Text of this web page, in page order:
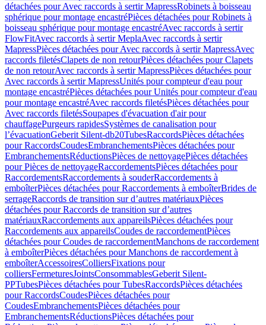
détachées pour Avec raccords à sertir MapressRobinets à boisseau
sphérique pour montage encastréPièces détachées pour Robinets à
boisseau sphérique pour montage encastréAvec raccords à sertir
FlowFitAvec raccords à sertir MeplaAvec raccords à sertir
MapressPièces détachées pour Avec raccords à sertir MapressAvec
raccords filetésClapets de non retourPièces détachées pour Clapets
de non retourAvec raccords à sertir MapressPièces détachées pour
Avec raccords à sertir MapressUnités pour compteur d'eau pour
montage encastréPièces détachées pour Unités pour compteur d'eau
pour montage encastréAvec raccords filetésPièces détachées pour
Avec raccords filetésSoupapes d'évacuation d'air pour
chauffagePurgeurs rapidesSystèmes de canalisation pour
l’évacuationGeberit Silent-db20TubesRaccordsPièces détachées
pour RaccordsCoudesEmbranchementsPièces détachées pour
EmbranchementsRéductionsPièces de nettoyagePièces détachées
pour Pièces de nettoyageRaccordementsPièces détachées pour
RaccordementsRaccordements à souderRaccordements à
emboîterPièces détachées pour Raccordements à emboîterBrides de
serrageRaccords de transition sur d’autres matériauxPièces
détachées pour Raccords de transition sur d’autres
matériauxRaccordements aux appareilsPièces détachées pour
Raccordements aux appareilsCoudes de raccordementPièces
détachées pour Coudes de raccordementManchons de raccordement
à emboîterPièces détachées pour Manchons de raccordement à
emboîterAccessoiresColliersFixations pour
colliersFermeturesJointsConsommablesGeberit Silent-
PPTubesPièces détachées pour TubesRaccordsPièces détachées
pour RaccordsCoudesPièces détachées pour
CoudesEmbranchementsPièces détachées pour
EmbranchementsRéductionsPièces détachées pour